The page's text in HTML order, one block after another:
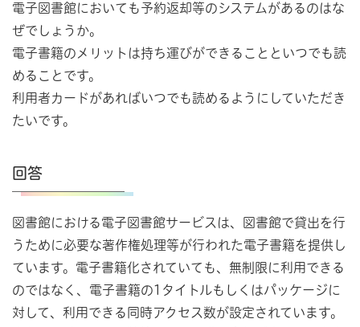
電子図書館においても予約返却等のシステムがあるのはな
ぜでしょうか。
電子書籍のメリットは持ち運びができることといつでも読
めることです。
利用者カードがあればいつでも読めるようにしていただき
たいです。
回答
図書館における電子図書館サービスは、図書館で貸出を行
うために必要な著作権処理等が行われた電子書籍を提供し
ています。電子書籍化されていても、無制限に利用できる
のではなく、電子書籍の1タイトルもしくはパッケージに
対して、利用できる同時アクセス数が設定されています。